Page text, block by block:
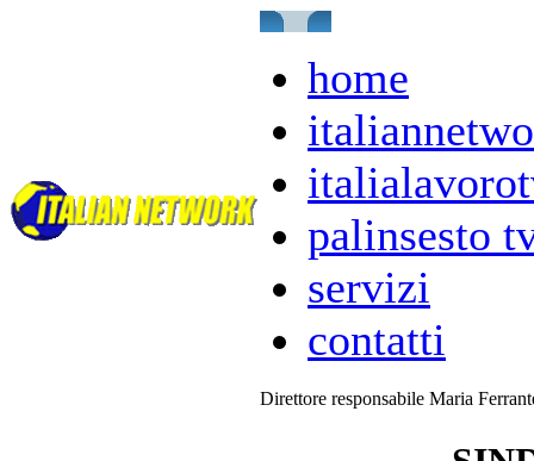
home
palinsesto
servizi
contatti
Direttore responsabile Maria